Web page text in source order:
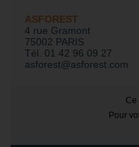
ASFOREST
4 rue Gramont
75002 PARIS
Tél. 01 42 96 09 27
asforest@asforest.com
Ce
Pour